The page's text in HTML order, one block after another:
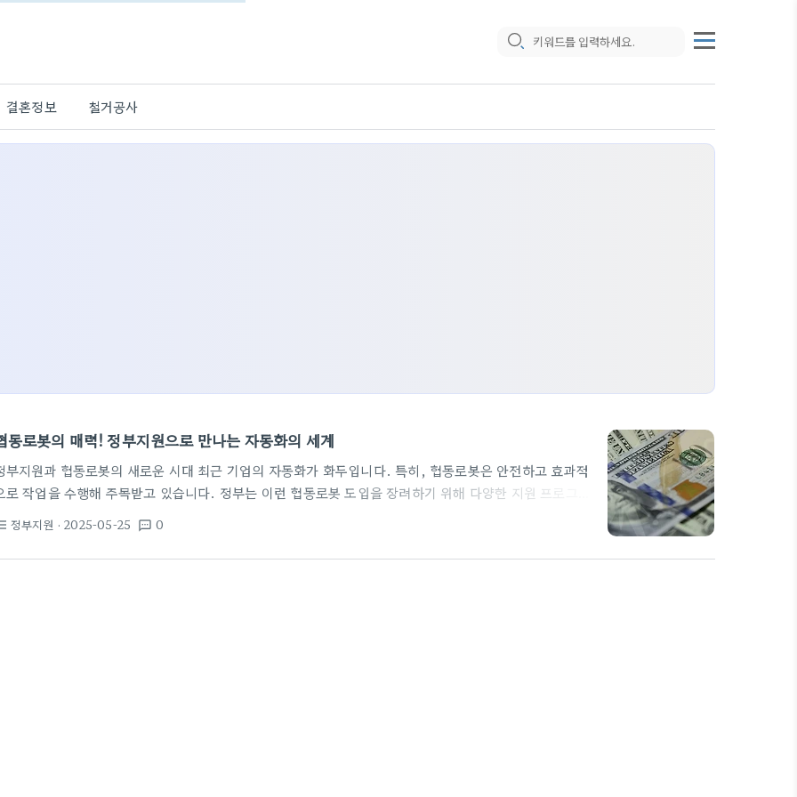
결혼정보 철거공사
동로봇의 매력! 정부지원으로 만나는 자동화의 세계
부지원과 협동로봇의 새로운 시대 최근 기업의 자동화가 화두입니다. 특히, 협동로봇은 안전하고 효과적
로 작업을 수행해 주목받고 있습니다. 정부는 이런 협동로봇 도입을 장려하기 위해 다양한 지원 프로그램
금을 활용하여 필요한 장비와 교육을 받을 수 있습니다. 둘째, 인력 양성을 위해 교육 프로그램 또한 다양하
제공됩니다. 협동로봇에 대한 기본적인 지식부터 실습까지 지원하여, 직원들이 기술을 쉽게 습득할 수
정부지원 · 2025-05-25 textsms 0